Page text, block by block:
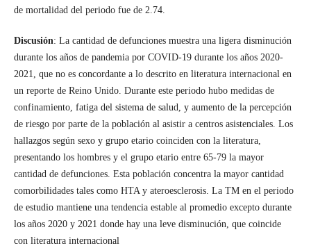
de mortalidad del periodo fue de 2.74.
Discusión: La cantidad de defunciones muestra una ligera disminución
durante los años de pandemia por COVID-19 durante los años 2020-
2021, que no es concordante a lo descrito en literatura internacional en
un reporte de Reino Unido. Durante este periodo hubo medidas de
confinamiento, fatiga del sistema de salud, y aumento de la percepción
de riesgo por parte de la población al asistir a centros asistenciales. Los
hallazgos según sexo y grupo etario coinciden con la literatura,
presentando los hombres y el grupo etario entre 65-79 la mayor
cantidad de defunciones. Esta población concentra la mayor cantidad
comorbilidades tales como HTA y ateroesclerosis. La TM en el periodo
de estudio mantiene una tendencia estable al promedio excepto durante
los años 2020 y 2021 donde hay una leve disminución, que coincide
con literatura internacional